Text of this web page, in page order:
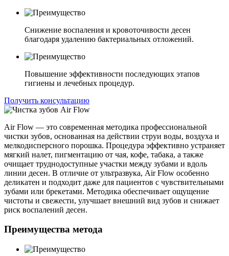
Снижение воспаления и кровоточивости десен
благодаря удалению бактериальных отложений.
Повышение эффективности последующих этапов
гигиены и лечебных процедур.
Получить консультацию
Air Flow — это современная методика профессиональной
чистки зубов, основанная на действии струи воды, воздуха и
мелкодисперсного порошка. Процедура эффективно устраняет
мягкий налет, пигментацию от чая, кофе, табака, а также
очищает труднодоступные участки между зубами и вдоль
линии десен. В отличие от ультразвука, Air Flow особенно
деликатен и подходит даже для пациентов с чувствительными
зубами или брекетами. Методика обеспечивает ощущение
чистоты и свежести, улучшает внешний вид зубов и снижает
риск воспалений десен.
Преимущества метода